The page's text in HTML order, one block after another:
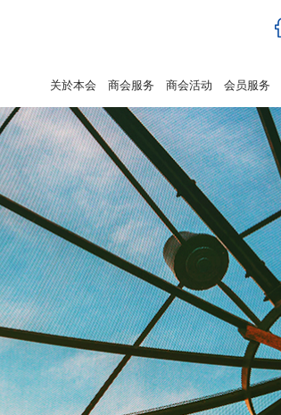
关於本会 商会服务 商会活动 会员服务